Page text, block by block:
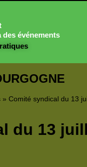
des événements
» Comité syndical du 13
du 13